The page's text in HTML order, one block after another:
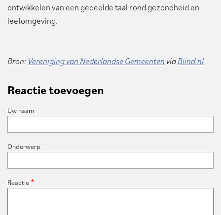
ontwikkelen van een gedeelde taal rond gezondheid en
leefomgeving.
Bron: Vereniging van Nederlandse Gemeenten viaBiind.nl
Reactie toevoegen
Uw naam
Onderwerp
Reactie